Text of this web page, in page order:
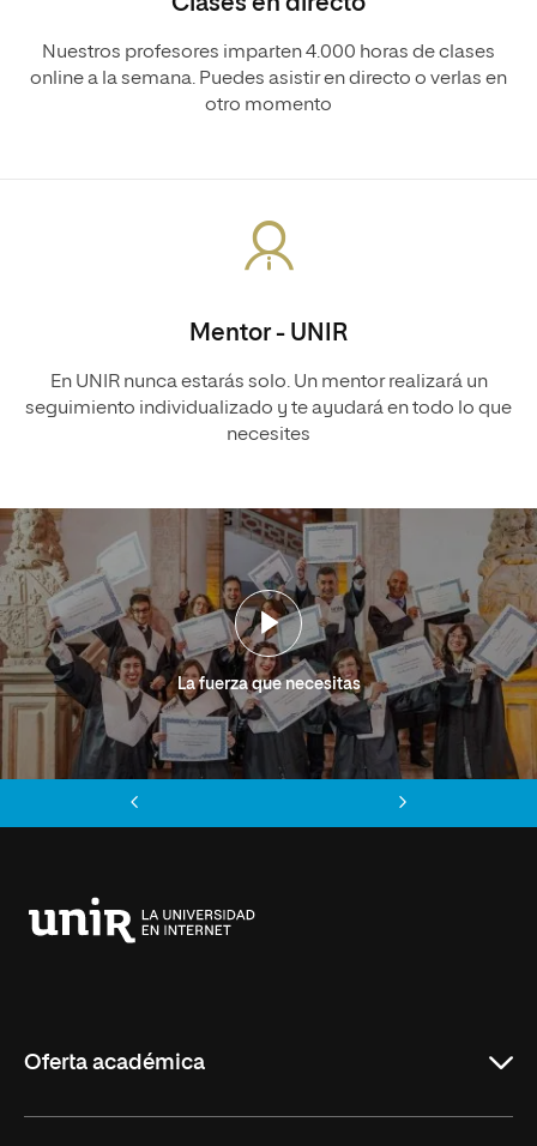
Nuestros profesores imparten 4.000 horas de clases
online a la semana. Puedes asistir en directo o verlas en
otro momento
Mentor - UNIR
En UNIR nunca estarás solo. Un mentor realizará un
seguimiento individualizado y te ayudará en todo lo que
necesites
La fuerza que necesitas
Oferta académica